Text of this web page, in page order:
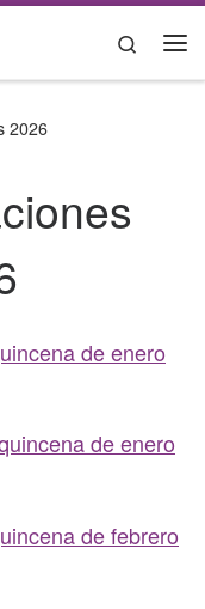
Search
2026
de enero
de enero
de febrero